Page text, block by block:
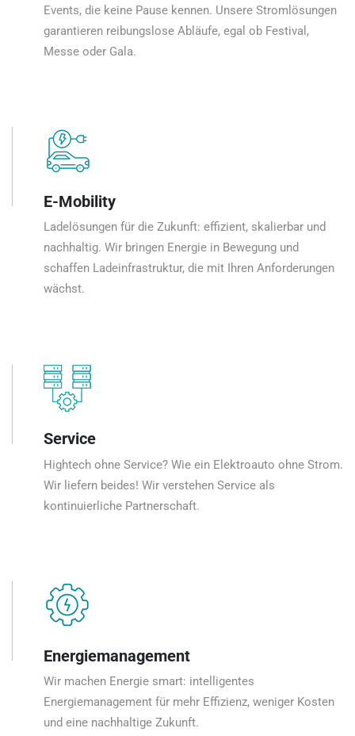
Events, die keine Pause kennen. Unsere Stromlösungen
garantieren reibungslose Abläufe, egal ob Festival,
Messe oder Gala.
E-Mobility
Ladelösungen für die Zukunft: effizient, skalierbar und
nachhaltig. Wir bringen Energie in Bewegung und
schaffen Ladeinfrastruktur, die mit Ihren Anforderungen
wächst.
Service
Hightech ohne Service? Wie ein Elektroauto ohne Strom.
Wir liefern beides! Wir verstehen Service als
kontinuierliche Partnerschaft.
Energiemanagement
Wir machen Energie smart: intelligentes
Energiemanagement für mehr Effizienz, weniger Kosten
und eine nachhaltige Zukunft.